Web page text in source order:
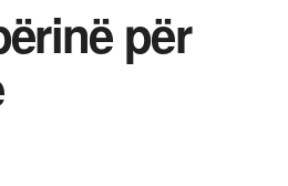
për